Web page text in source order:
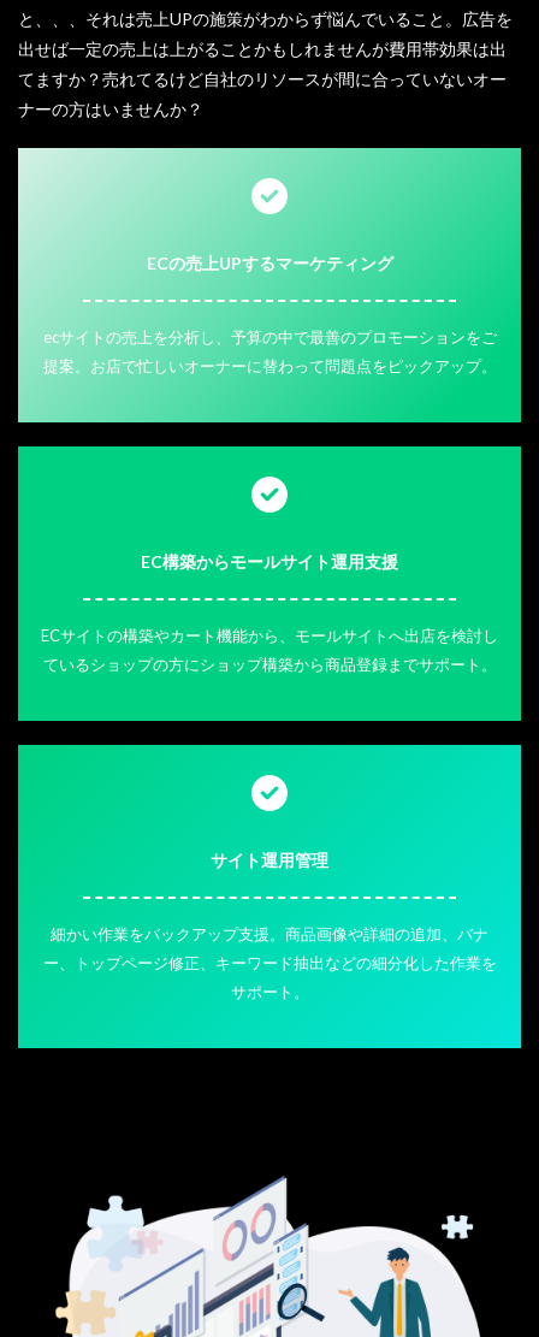
と、、、それは売上UPの施策がわからず悩んでいること。広告を
出せば一定の売上は上がることかもしれませんが費用帯効果は出
てますか？売れてるけど自社のリソースが間に合っていないオー
ナーの方はいませんか？
ECの売上UPするマーケティング
ecサイトの売上を分析し、予算の中で最善のプロモーションをご
提案。お店で忙しいオーナーに替わって問題点をピックアップ。
EC構築からモールサイト運用支援
ECサイトの構築やカート機能から、モールサイトへ出店を検討し
ているショップの方にショップ構築から商品登録までサポート。
サイト運用管理
細かい作業をバックアップ支援。商品画像や詳細の追加、バナ
ー、トップページ修正、キーワード抽出などの細分化した作業を
サポート。